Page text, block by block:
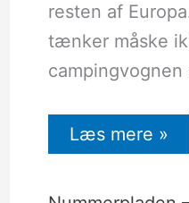
resten af
tænker måske
Læs mere »